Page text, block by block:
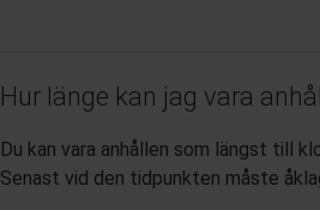
Hur länge kan jag vara
Du kan vara anhållen som längst till
Senast vid den tidpunkten måste